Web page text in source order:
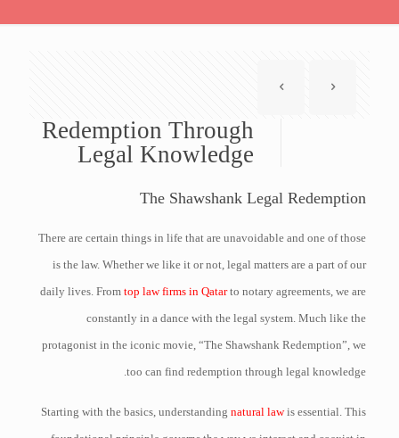
Redemption Through
Legal Knowledge
The Shawshank Legal Redemption
There are certain things in life that are unavoidable and one of those
is the law. Whether we like it or not, legal matters are a part of our
daily lives. Fromtop law firms in Qatarto notary agreements, we are
constantly in a dance with the legal system. Much like the
protagonist in the iconic movie, “The Shawshank Redemption”, we
too can find redemption through legal knowledge.
Starting with the basics, understandingnatural lawis essential. This